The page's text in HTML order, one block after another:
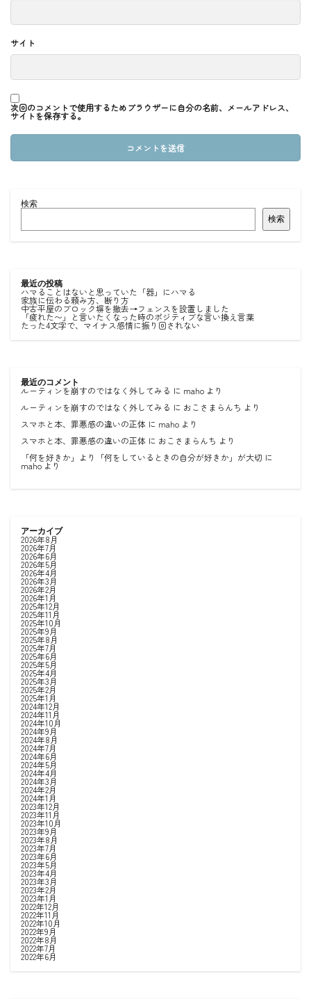
サイト
次回のコメントで使用するためブラウザーに自分の名前、メールアドレス、
サイトを保存する。
検索
検索
最近の投稿
ハマることはないと思っていた「器」にハマる
家族に伝わる頼み方、断り方
中古平屋のブロック塀を撤去→フェンスを設置しました
「疲れた〜」と言いたくなった時のポジティブな言い換え言葉
たった4文字で、マイナス感情に振り回されない
最近のコメント
ルーティンを崩すのではなく外してみる に maho より
ルーティンを崩すのではなく外してみる に おこさまらんち より
スマホと本、罪悪感の違いの正体 に maho より
スマホと本、罪悪感の違いの正体 に おこさまらんち より
「何を好きか」より「何をしているときの自分が好きか」が大切 に
mahoより
アーカイブ
2026年8月
2026年7月
2026年6月
2026年5月
2026年4月
2026年3月
2026年2月
2026年1月
2025年12月
2025年11月
2025年10月
2025年9月
2025年8月
2025年7月
2025年6月
2025年5月
2025年4月
2025年3月
2025年2月
2025年1月
2024年12月
2024年11月
2024年10月
2024年9月
2024年8月
2024年7月
2024年6月
2024年5月
2024年4月
2024年3月
2024年2月
2024年1月
2023年12月
2023年11月
2023年10月
2023年9月
2023年8月
2023年7月
2023年6月
2023年5月
2023年4月
2023年3月
2023年2月
2023年1月
2022年12月
2022年11月
2022年10月
2022年9月
2022年8月
2022年7月
2022年6月